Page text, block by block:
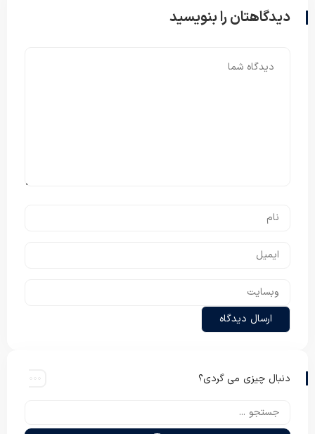
دیدگاهتان را بنویسید
دنبال چیزی می گردی؟